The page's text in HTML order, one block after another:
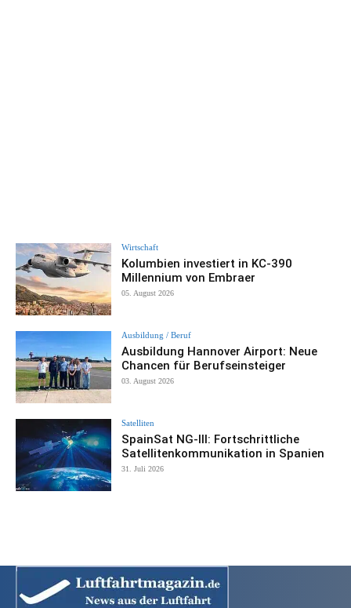
Wirtschaft
Kolumbien investiert in KC-390
Millennium von Embraer
05. August 2026
Ausbildung / Beruf
Ausbildung Hannover Airport: Neue
Chancen für Berufseinsteiger
03. August 2026
Satelliten
SpainSat NG-III: Fortschrittliche
Satellitenkommunikation in Spanien
31. Juli 2026